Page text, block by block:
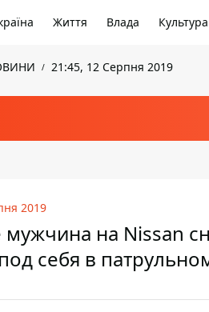
Життя Влада Культура
21:45, 12 Серпня 2019
2019
на Nissan
себя в